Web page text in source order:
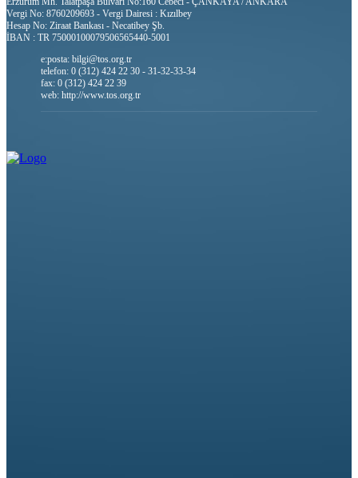
Vergi No: 8760209693 - Vergi Dairesi : Kızılbey
Hesap No: Ziraat Bankası - Necatibey Şb.
İBAN : TR 75000100079506565440-5001
e:posta: bilgi@tos.org.tr
telefon: 0 (312) 424 22 30 - 31-32-33-34
fax: 0 (312) 424 22 39
web: http://www.tos.org.tr